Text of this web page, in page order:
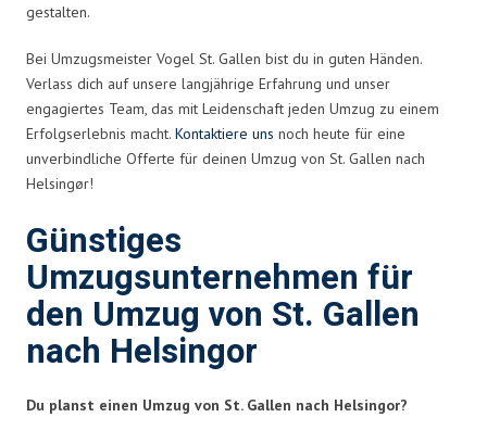
gestalten.
Bei Umzugsmeister Vogel St. Gallen bist du in guten Händen.
Verlass dich auf unsere langjährige Erfahrung und unser
engagiertes Team, das mit Leidenschaft jeden Umzug zu einem
Erfolgserlebnis macht. Kontaktiere uns noch heute für eine
unverbindliche Offerte für deinen Umzug von St. Gallen nach
Helsingør!
Günstiges
Umzugsunternehmen für
den Umzug von St. Gallen
nach Helsingor
Du planst einen Umzug von St. Gallen nach Helsingor?